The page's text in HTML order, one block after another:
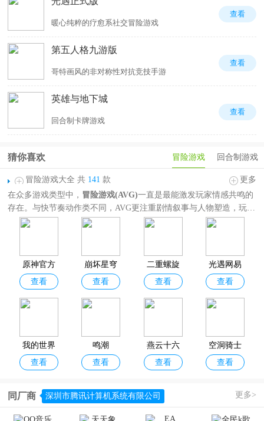
暖心纯粹的疗愈系社交冒险游戏
查看
第五人格九游版
哥特画风的非对称性对抗竞技手游
查看
英雄与地下城
回合制卡牌游戏
查看
冒险游戏 回合制游戏
猜你喜欢
冒险游戏大全 共 141 款
更多
在众多游戏类型中， 冒险游戏(AVG)一直是最能激发玩家情感共鸣的
存在。与快节奏动作类不同，AVG更注重剧情叙事与人物塑造，玩家
在对话、选项与剧情分支中，亲手推动故事的命运走向。
《我的世界》这样的大型开放世界冒险，也有《光遇》等强调情感体
验与探索氛围的独立佳作，欢迎广大用户前来本站免费下载畅玩！
原神官方
正版
查看
崩坏星穹
铁道官服
查看
二重螺旋
查看
光遇网易
手游官方
正版
查看
我的世界
移动版
查看
鸣潮
查看
燕云十六
声手游
查看
空洞骑士
丝之歌手
查看
同厂商 深圳市腾讯计算机系统有限公司 更多>